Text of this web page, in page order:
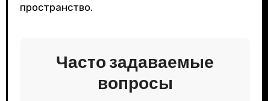
пространство.
Часто задаваемые
вопросы